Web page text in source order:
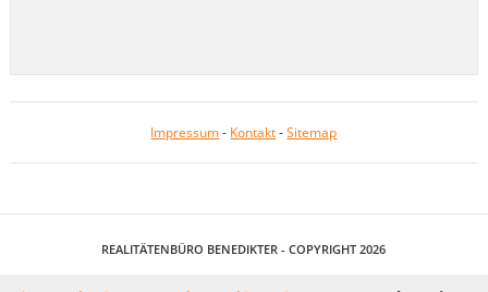
Impressum- Kontakt-Sitemap
REALITÄTENBÜRO BENEDIKTER - COPYRIGHT 2026